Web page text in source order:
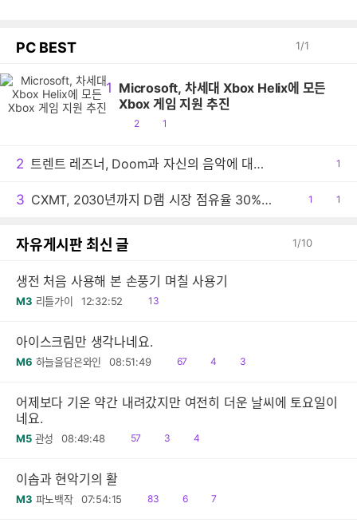
PC BEST 1/1
1 Microsoft, 차세대 Xbox Helix에 모든
Xbox 게임 지원 추진
공
2
댓1
2 트렌트 레즈너, Doom과 자신의 음악에 대한 생각 밝혀
공1
3 CXMT, 2030년까지 D램 시장 점유율 30% 목표
공1
댓1
자유게시판 최신 글 1/10
생전 처음 사용해 본 손풍기 며칠 사용기
M3 리틀가이 12:32:52
읽
13
아이스크림만 생각나네요.
M6 하늘을담은와인 08:51:49
읽
67
공
4
댓
3
어제보다 기온 약간 내려갔지만 여전히 더운 날씨에 토요일이
네요.
M5 관성 08:49:48
읽
57
공
3
댓
4
이솝과 현악기의 활
M3 파노백작 07:54:15
읽
83
공
6
댓
7